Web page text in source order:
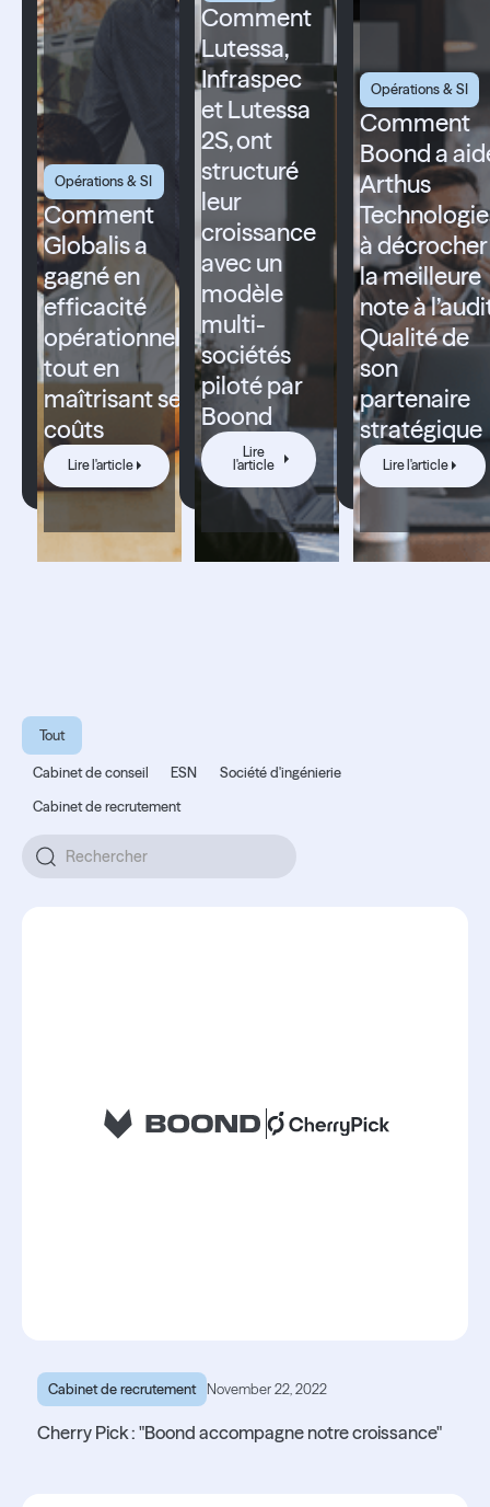
Opérations & SI
Comment
Globalis a
gagné en
efficacité
opérationnelle
tout en
maîtrisant ses
coûts
Lire l'article
Lire l'article
Comment
Lutessa,
Infraspec
et Lutessa
2S, ont
structuré
leur
croissance
avec un
modèle
multi-
sociétés
piloté par
Boond
Lire l'article
Lire
l'article
Opérations & SI
Comment
Boond a
Arthus
à décrocher
la meilleure
note à
Qualité de
son
partenaire
stratégique
Lire
Lire l'article
Témoignages
Tout
Cabinet de conseil ESN Société d'ingénierie
Cabinet de recrutement
Cabinet de recrutement November 22, 2022
Cherry Pick : "Boond accompagne notre croissance"